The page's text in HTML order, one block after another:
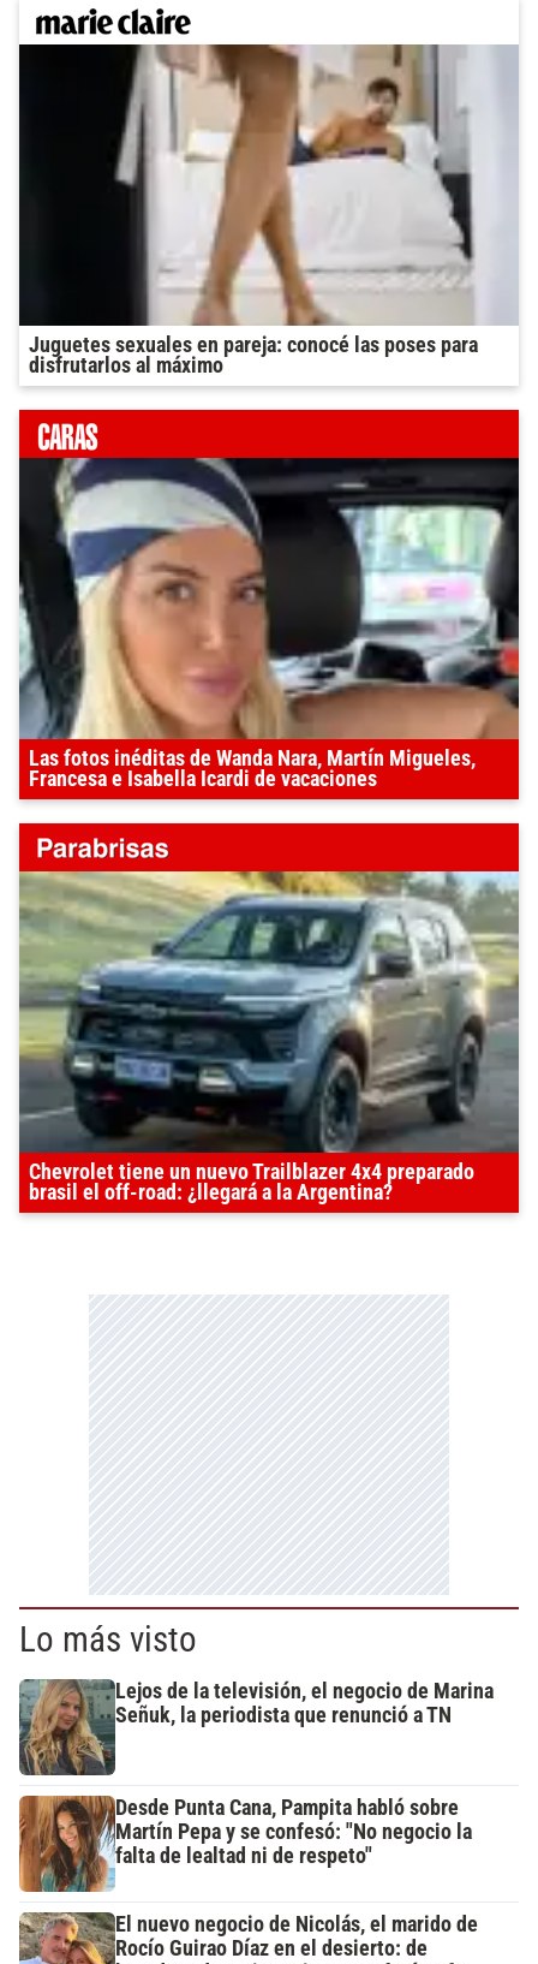
Juguetes sexuales en pareja: conocé las poses para
disfrutarlos al máximo
Las fotos inéditas de Wanda Nara, Martín Migueles,
Francesa e Isabella Icardi de vacaciones
Chevrolet tiene un nuevo Trailblazer 4x4 preparado
brasil el off-road: ¿llegará a la Argentina?
Lo más visto
Lejos de la televisión, el negocio de Marina
Señuk, la periodista que renunció a TN
Desde Punta Cana, Pampita habló sobre
Martín Pepa y se confesó: "No negocio la
falta de lealtad ni de respeto"
El nuevo negocio de Nicolás, el marido de
Rocío Guirao Díaz en el desierto: de